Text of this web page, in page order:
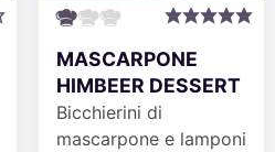
MASCARPONE
HIMBEER DESSERT
Bicchierini di
mascarpone e lamponi